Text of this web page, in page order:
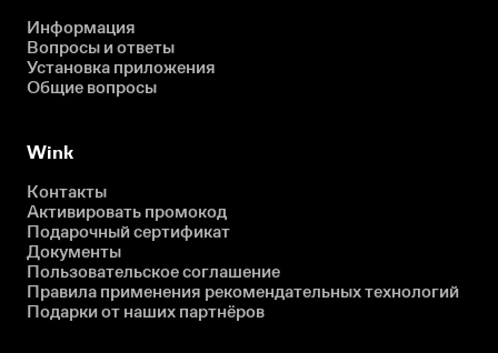
Информация
Вопросы и ответы
Установка приложения
Общие вопросы
Wink
Контакты
Активировать промокод
Подарочный сертификат
Документы
Пользовательское соглашение
Правила применения рекомендательных технологий
Подарки от наших партнёров